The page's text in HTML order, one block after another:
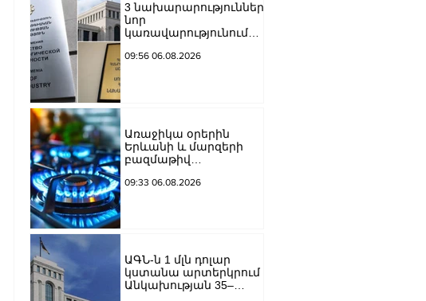
3 նախարարություններ
նոր
կառավարությունում
09:56 06.08.2026
Առաջիկա օրերին
Երևանի և մարզերի
բազմաթիվ
գազանջատումներ են
09:33 06.08.2026
ԱԳՆ-ն 1 մլն դոլար
կստանա արտերկրում
Անկախության 35–